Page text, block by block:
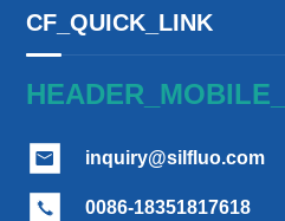
CF_QUICK_LINK
 inquiry@silfluo.com
 0086-18351817618